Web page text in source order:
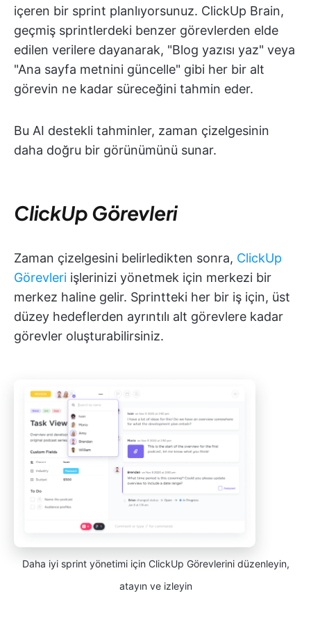
içeren bir sprint planlıyorsunuz. ClickUp Brain,
geçmiş sprintlerdeki benzer görevlerden elde
edilen verilere dayanarak, "Blog yazısı yaz" veya
"Ana sayfa metnini güncelle" gibi her bir alt
görevin ne kadar süreceğini tahmin eder.
Bu AI destekli tahminler, zaman çizelgesinin
daha doğru bir görünümünü sunar.
ClickUp Görevleri
Zaman çizelgesini belirledikten sonra, ClickUp
Görevleri işlerinizi yönetmek için merkezi bir
merkez haline gelir. Sprintteki her bir iş için, üst
düzey hedeflerden ayrıntılı alt görevlere kadar
görevler oluşturabilirsiniz.
Daha iyi sprint yönetimi için ClickUp Görevlerini düzenleyin,
atayın ve izleyin